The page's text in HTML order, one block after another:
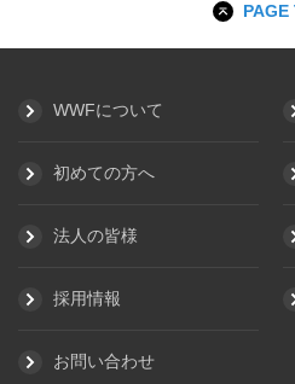
PAGE
WWFについて
初めての方へ
法人の皆様
採用情報
お問い合わせ